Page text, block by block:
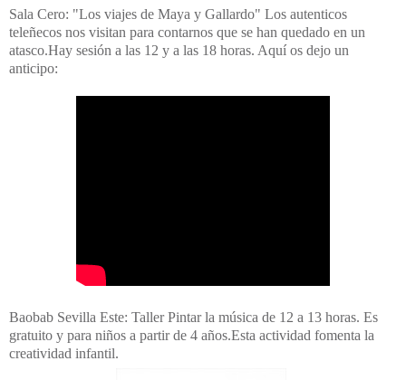
Sala Cero: "Los viajes de Maya y Gallardo" Los autenticos
teleñecos nos visitan para contarnos que se han quedado en un
atasco.Hay sesión a las 12 y a las 18 horas. Aquí os dejo un
anticipo:
Baobab Sevilla Este: Taller Pintar la música de 12 a 13 horas. Es
gratuito y para niños a partir de 4 años.Esta actividad fomenta la
creatividad infantil.